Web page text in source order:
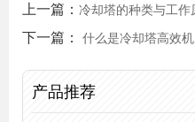
上一篇： 冷却塔的种类与工作
下一篇： 什么是冷却塔高效
产品推荐